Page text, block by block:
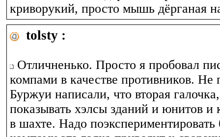
криворукий, просто мышь дёрганая
tolsty :
Отличненько. Просто я пробовал
компами в качестве противников. Не
Буржуи написали, что вторая
показывать хэлсы зданий и юнитов и
в шахте. Надо